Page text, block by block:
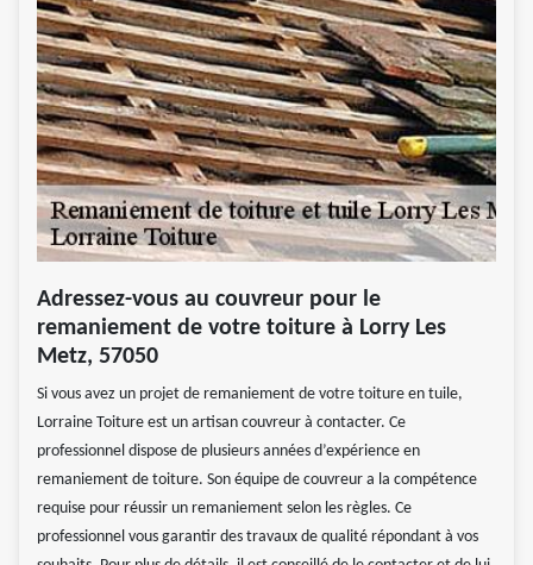
Adressez-vous au couvreur pour le
remaniement de votre toiture à Lorry Les
Metz, 57050
Si vous avez un projet de remaniement de votre toiture en tuile,
Lorraine Toiture est un artisan couvreur à contacter. Ce
professionnel dispose de plusieurs années d’expérience en
remaniement de toiture. Son équipe de couvreur a la compétence
requise pour réussir un remaniement selon les règles. Ce
professionnel vous garantir des travaux de qualité répondant à vos